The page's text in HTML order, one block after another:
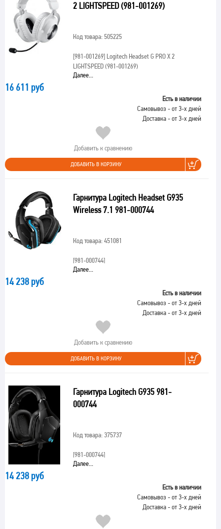
2 LIGHTSPEED (981-001269)
Код товара: 505225
[981-001269] Logitech Headset G PRO X 2
LIGHTSPEED (981-001269)
Далее...
16 611 руб
Есть в наличии
Самовывоз - от 3-х дней
Доставка - от 3-х дней
Добавить к сравнению
ДОБАВИТЬ В КОРЗИНУ
Гарнитура Logitech Headset G935
Wireless 7.1 981-000744
Код товара: 451081
[981-000744]
Далее...
14 238 руб
Есть в наличии
Самовывоз - от 3-х дней
Доставка - от 3-х дней
Добавить к сравнению
ДОБАВИТЬ В КОРЗИНУ
Гарнитура Logitech G935 981-
000744
Код товара: 375737
[981-000744]
Далее...
14 238 руб
Есть в наличии
Самовывоз - от 3-х дней
Доставка - от 3-х дней